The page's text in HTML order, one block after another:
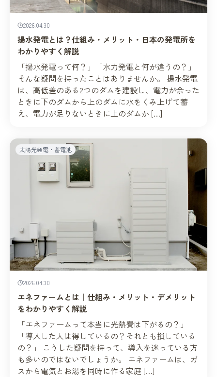
2026.04.30
揚水発電とは？仕組み・メリット・日本の発電所を
わかりやすく解説
「揚水発電って何？」「水力発電と何が違うの？」
そんな疑問を持ったことはありませんか。 揚水発電
は、高低差のある2つのダムを建設し、電力が余った
ときに下のダムから上のダムに水をくみ上げて蓄
え、電力が足りないときに上のダムか […]
太陽光発電・蓄電池
2026.04.30
エネファームとは｜仕組み・メリット・デメリット
をわかりやすく解説
「エネファームって本当に光熱費は下がるの？」
「導入した人は得しているの？それとも損している
の？」 こうした疑問を持って、導入を迷っている方
も多いのではないでしょうか。 エネファームは、ガ
スから電気とお湯を同時に作る家庭 […]